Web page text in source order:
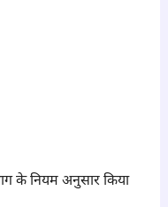
के नियम अनुसार किया